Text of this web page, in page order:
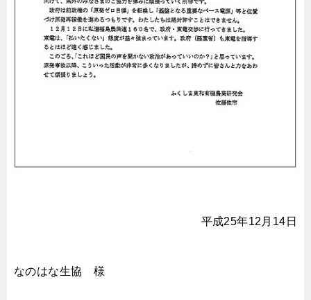
平成25年12月14日
なのはな生協 様